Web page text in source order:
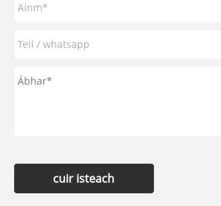
cuir isteach